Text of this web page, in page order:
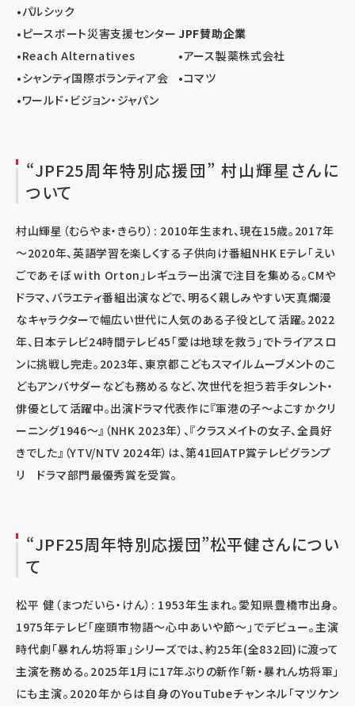
•パルシック
•ピースボート災害支援センター
•Reach Alternatives
•シャンティ国際ボランティア会
•ワールド・ビジョン・ジャパン
JPF賛助企業
•アース製薬株式会社
•コマツ
“JPF25周年特別応援団” 村山輝星さんに
ついて
村山輝星（むらやま・きらり）: 2010年生まれ、現在15歳。2017年
～2020年、英語学習を楽しくする子供向け番組NHK Eテレ「えい
ごであそぼ with Orton」レギュラー出演で注目を集める。CMや
ドラマ、バラエティ番組出演などで、明るく親しみやすい天真爛漫
なキャラクターで幅広い世代に人気のある子役として活躍。2022
年、日本テレビ24時間テレビ45「愛は地球を救う」でトライアスロ
ンに挑戦し完走。2023年、東京都こどもスマイルムーブメントのこ
どもアンバサダーなども務めるなど、次世代を担う若手タレント・
俳優として活躍中。出演ドラマ代表作に『軍港の子〜よこすかクリ
ーニング1946〜』（NHK 2023年）、『クラスメイトの女子、全員好
きでした』（YTV/NTV 2024年）は、第41回ATP賞テレビグランプ
リ ドラマ部門最優秀賞を受賞。
“JPF25周年特別応援団”松平健さんについ
て
松平 健（まつだいら・けん） : 1953年生まれ。愛知県豊橋市出身。
1975年テレビ「座頭市物語～心中あいや節～」でデビュー。主演
時代劇「暴れん坊将軍」シリーズでは、約25年(全832回)に渡って
主演を務める。 2025年1月に17年ぶりの新作「新・暴れん坊将軍」
にも主演。 2020年からは自身のYouTubeチャンネル「マツケン